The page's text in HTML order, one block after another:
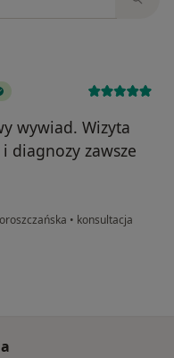
wywiad. Wizyta
diagnozy zawsze
• konsultacja